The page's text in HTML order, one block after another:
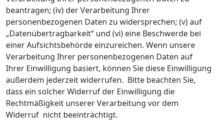
beantragen; (iv) der Verarbeitung Ihrer
personenbezogenen Daten zu widersprechen; (v) auf
„Datenübertragbarkeit“ und (vi) eine Beschwerde bei
einer Aufsichtsbehörde einzureichen. Wenn unsere
Verarbeitung Ihrer personenbezogenen Daten auf
Ihrer Einwilligung basiert, können Sie diese Einwilligung
außerdem jederzeit widerrufen. Bitte beachten Sie,
dass ein solcher Widerruf der Einwilligung die
Rechtmäßigkeit unserer Verarbeitung vor dem
Widerruf nicht beeinträchtigt.